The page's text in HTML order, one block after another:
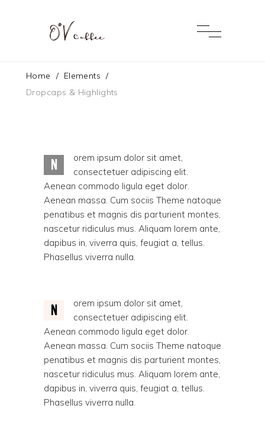
Home / Elements /
Dropcaps & Highlights
N
orem ipsum dolor sit amet,
consectetuer adipiscing elit.
Aenean commodo ligula eget dolor.
Aenean massa. Cum sociis Theme natoque
penatibus et magnis dis parturient montes,
nascetur ridiculus mus. Aliquam lorem ante,
dapibus in, viverra quis, feugiat a, tellus.
Phasellus viverra nulla.
N
orem ipsum dolor sit amet,
consectetuer adipiscing elit.
Aenean commodo ligula eget dolor.
Aenean massa. Cum sociis Theme natoque
penatibus et magnis dis parturient montes,
nascetur ridiculus mus. Aliquam lorem ante,
dapibus in, viverra quis, feugiat a, tellus.
Phasellus viverra nulla.